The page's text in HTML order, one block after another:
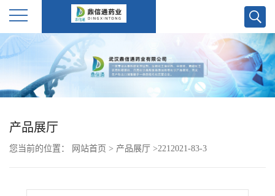
公
产品展厅
您当前的位置： 网站首页 > 产品展厅 >2212021-83-3